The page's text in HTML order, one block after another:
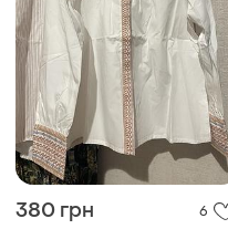
380 грн 6